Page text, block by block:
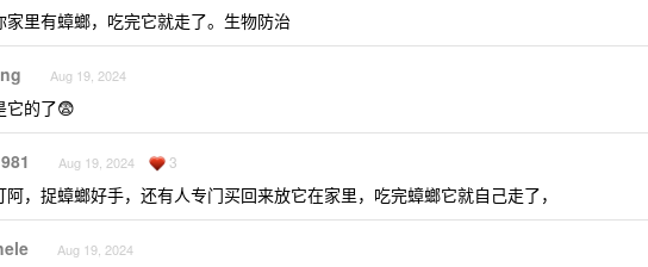
家里有蟑螂，吃完它就走了。生物防治
Aug 19, 2024
它的了😨
Aug 19, 2024 3
阿，捉蟑螂好手，还有人专门买回来放它在家里，吃完蟑螂它就自己走了，
Aug 19, 2024